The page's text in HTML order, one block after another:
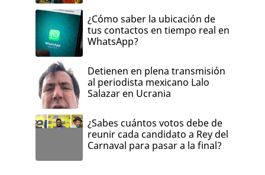
¿Cómo saber la ubicación de
tus contactos en tiempo real en
WhatsApp?
Detienen en plena transmisión
al periodista mexicano Lalo
Salazar en Ucrania
¿Sabes cuántos votos debe de
reunir cada candidato a Rey del
Carnaval para pasar a la final?